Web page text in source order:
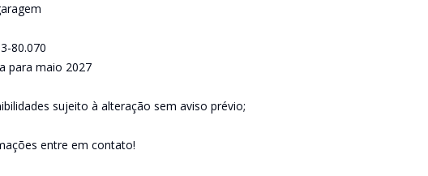
80.070
para maio 2027
sujeito à alteração sem aviso prévio;
entre em contato!